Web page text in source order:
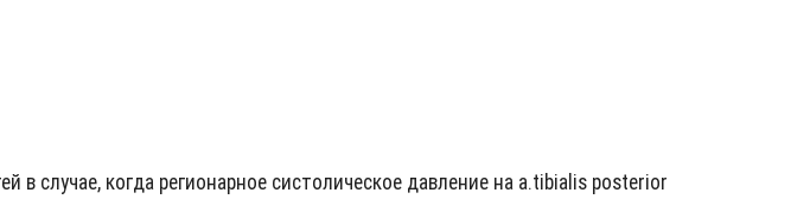
случае, когда регионарное систолическое давление на a.tibialis posterior